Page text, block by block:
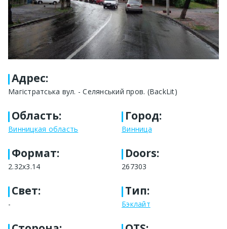
Адрес:
Магістратська вул. - Селянський пров. (BackLit)
Область:
Винницкая область
Город:
Винница
Формат:
2.32x3.14
Doors:
267303
Свет:
-
Тип:
Бэклайт